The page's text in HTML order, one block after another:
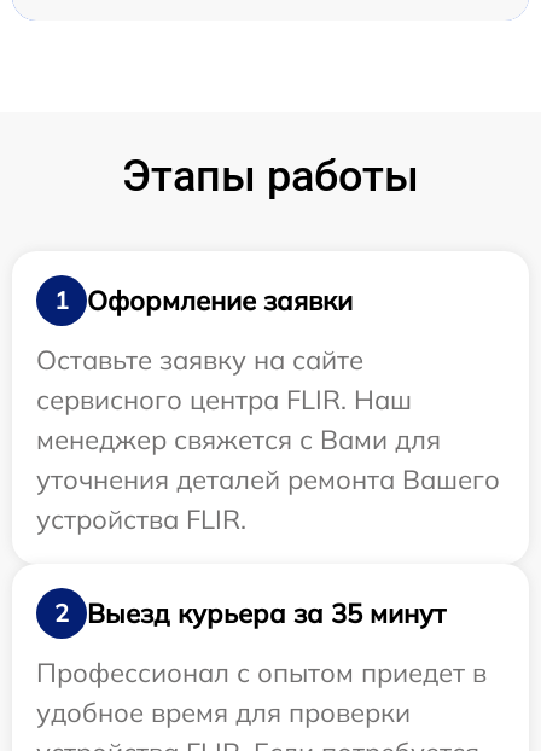
Этапы работы
1
Оформление заявки
Оставьте заявку на сайте
сервисного центра FLIR. Наш
менеджер свяжется с Вами для
уточнения деталей ремонта Вашего
устройства FLIR.
2
Выезд курьера за 35 минут
Профессионал с опытом приедет в
удобное время для проверки